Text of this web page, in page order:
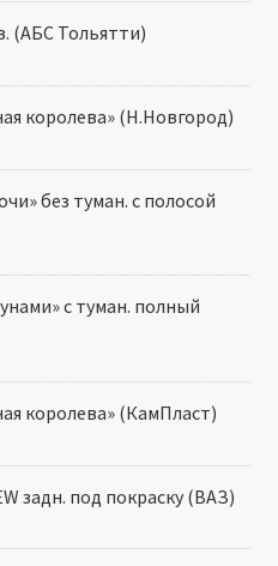
(АБС Тольятти)
королева» (Н.Новгород)
без туман. с полосой
с туман. полный
королева» (КамПласт)
задн. под покраску (ВАЗ)